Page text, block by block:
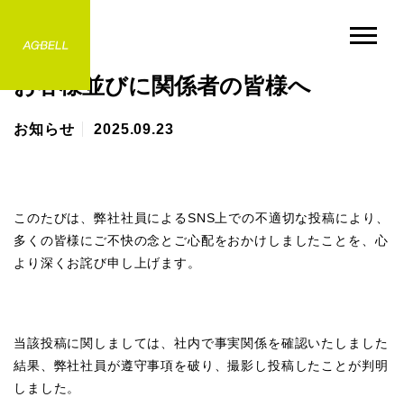
MISSION
ミッション
NEWS
RECRUIT
採用情報
CONTACT
お問い合わせ
お客様並びに関係者の皆様へ
お知らせ 2025.09.23
このたびは、弊社社員によるSNS上での不適切な投稿により、
多くの皆様にご不快の念とご心配をおかけしましたことを、心
より深くお詫び申し上げます。
当該投稿に関しましては、社内で事実関係を確認いたしました
結果、弊社社員が遵守事項を破り、撮影し投稿したことが判明
しました。